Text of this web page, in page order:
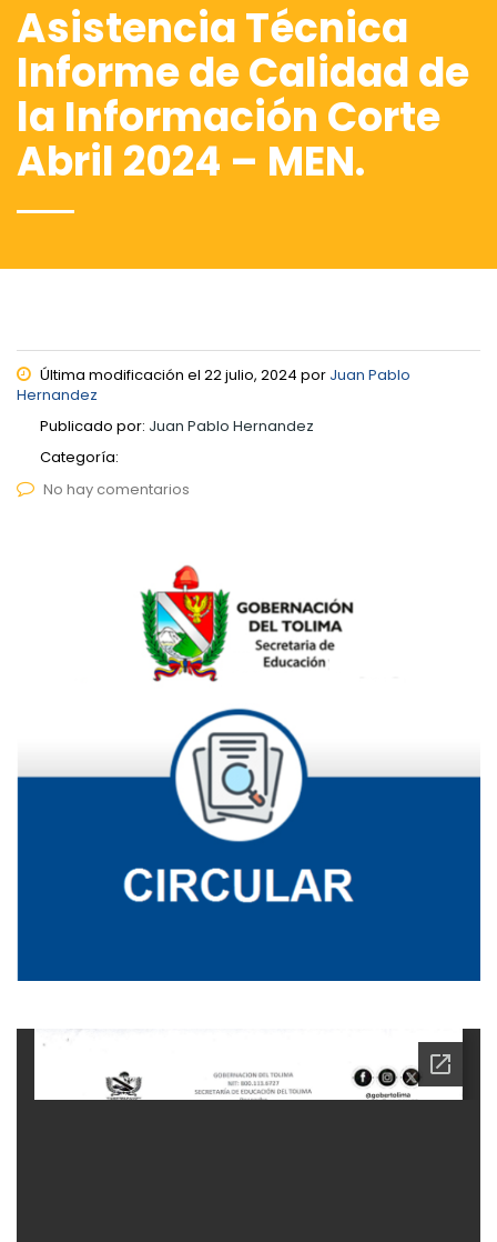
Asistencia Técnica
Informe de Calidad de
la Información Corte
Abril 2024 – MEN.
Última modificación el 22 julio, 2024 por Juan Pablo
Hernandez
Publicado por: Juan Pablo Hernandez
Categoría:
No hay comentarios